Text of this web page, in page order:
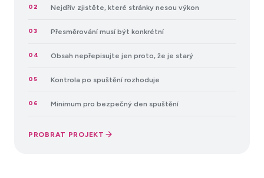
02 Nejdřív zjistěte, které stránky nesou výkon
03 Přesměrování musí být konkrétní
04 Obsah nepřepisujte jen proto, že je starý
05 Kontrola po spuštění rozhoduje
06 Minimum pro bezpečný den spuštění
PROBRAT PROJEKT